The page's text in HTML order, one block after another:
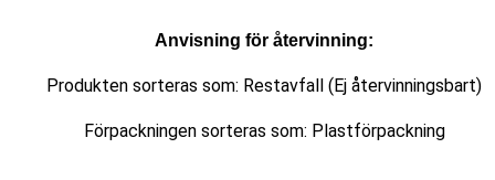
Anvisning för återvinning:
Produkten sorteras som: Restavfall (Ej återvinningsbart)
Förpackningen sorteras som: Plastförpackning